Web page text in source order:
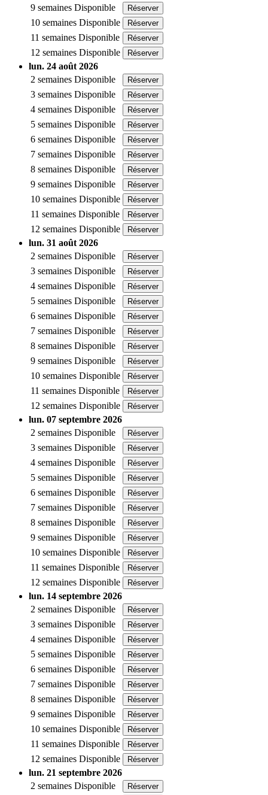
9 semaines Disponible Réserver
10 semaines Disponible Réserver
11 semaines Disponible Réserver
12 semaines Disponible Réserver
lun. 24 août 2026
2 semaines Disponible Réserver
3 semaines Disponible Réserver
4 semaines Disponible Réserver
5 semaines Disponible Réserver
6 semaines Disponible Réserver
7 semaines Disponible Réserver
8 semaines Disponible Réserver
9 semaines Disponible Réserver
10 semaines Disponible Réserver
11 semaines Disponible Réserver
12 semaines Disponible Réserver
lun. 31 août 2026
2 semaines Disponible Réserver
3 semaines Disponible Réserver
4 semaines Disponible Réserver
5 semaines Disponible Réserver
6 semaines Disponible Réserver
7 semaines Disponible Réserver
8 semaines Disponible Réserver
9 semaines Disponible Réserver
10 semaines Disponible Réserver
11 semaines Disponible Réserver
12 semaines Disponible Réserver
lun. 07 septembre 2026
2 semaines Disponible Réserver
3 semaines Disponible Réserver
4 semaines Disponible Réserver
5 semaines Disponible Réserver
6 semaines Disponible Réserver
7 semaines Disponible Réserver
8 semaines Disponible Réserver
9 semaines Disponible Réserver
10 semaines Disponible Réserver
11 semaines Disponible Réserver
12 semaines Disponible Réserver
lun. 14 septembre 2026
2 semaines Disponible Réserver
3 semaines Disponible Réserver
4 semaines Disponible Réserver
5 semaines Disponible Réserver
6 semaines Disponible Réserver
7 semaines Disponible Réserver
8 semaines Disponible Réserver
9 semaines Disponible Réserver
10 semaines Disponible Réserver
11 semaines Disponible Réserver
12 semaines Disponible Réserver
lun. 21 septembre 2026
2 semaines Disponible Réserver